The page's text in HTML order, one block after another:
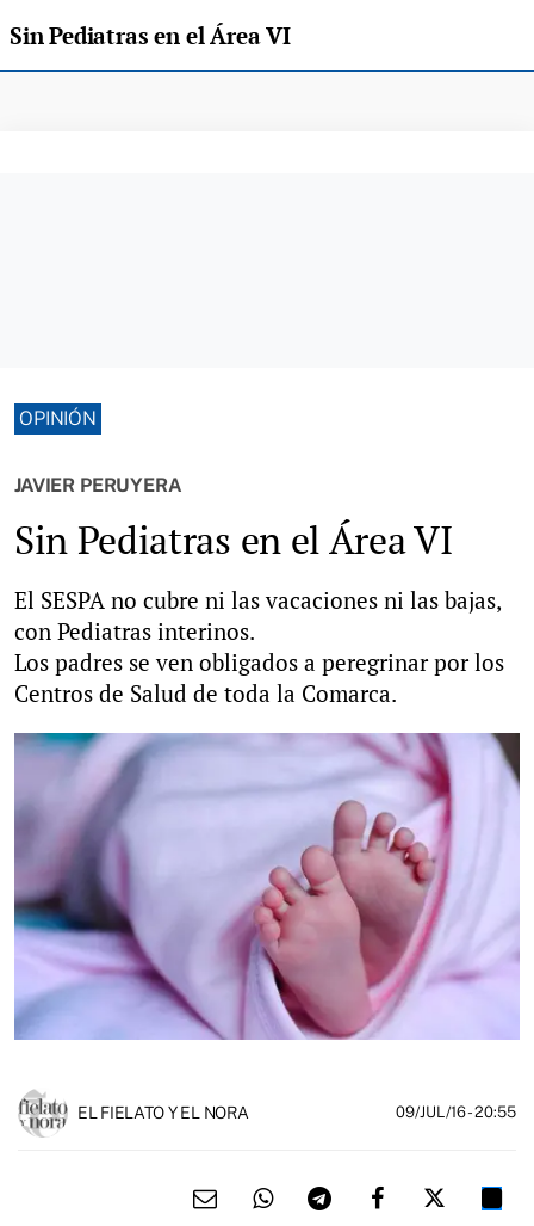
Sin Pediatras en el Área VI
OPINIÓN
JAVIER PERUYERA
Sin Pediatras en el Área VI
El SESPA no cubre ni las vacaciones ni las bajas,
con Pediatras interinos.
Los padres se ven obligados a peregrinar por los
Centros de Salud de toda la Comarca.
EL FIELATO Y EL NORA 09/JUL/16- 20:55